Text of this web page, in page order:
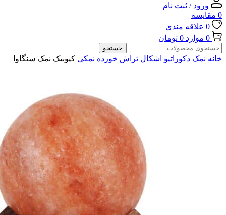
ورود / ثبت نام
0 مقایسه
0 علاقه مندی
0 موارد 0 تومان
جستجو
خانه نمک دکوراتیو اشکال تراش خورده نمکی کیوبیک نمک سنگاوا